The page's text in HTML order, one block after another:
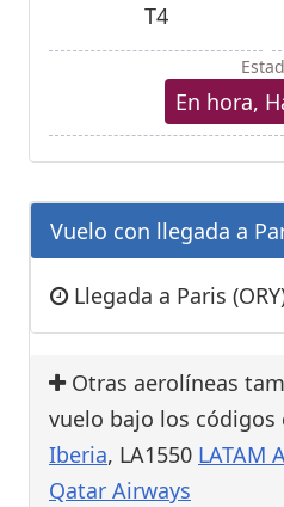
T4
En hora,
Vuelo con llegada a
Llegada a Paris
Otras aerolíneas
vuelo bajo los
Iberia, LA1550 LATAM
Qatar Airways